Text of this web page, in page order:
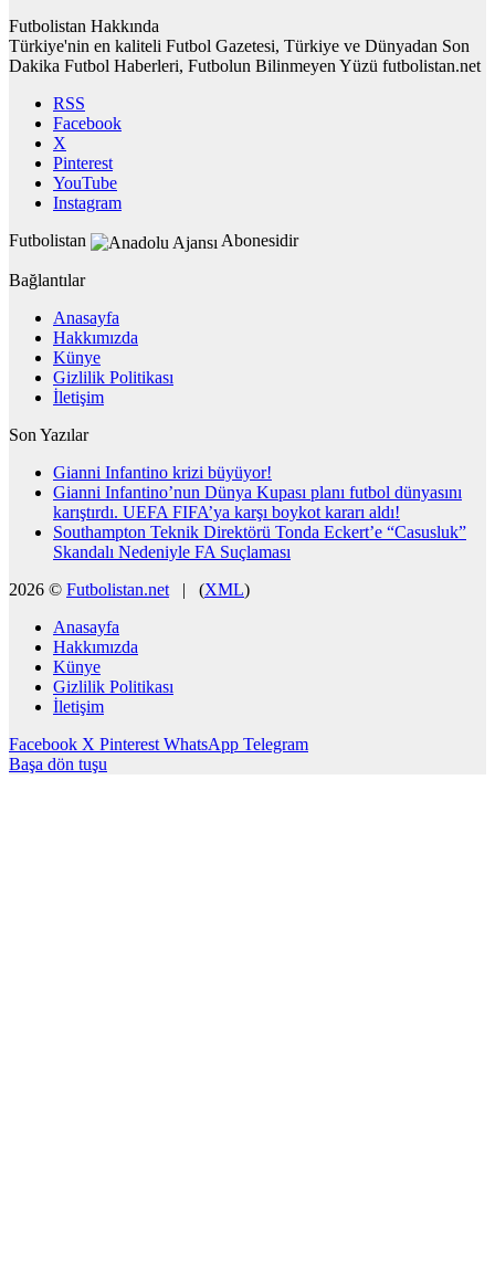
Futbolistan Hakkında
Türkiye'nin en kaliteli Futbol Gazetesi, Türkiye ve Dünyadan Son
Dakika Futbol Haberleri, Futbolun Bilinmeyen Yüzü futbolistan.net
RSS
Facebook
X
Pinterest
YouTube
Instagram
Futbolistan
Abonesidir
Bağlantılar
Anasayfa
Hakkımızda
Künye
Gizlilik Politikası
İletişim
Son Yazılar
Gianni Infantino krizi büyüyor!
Gianni Infantino’nun Dünya Kupası planı futbol dünyasını
karıştırdı. UEFA FIFA’ya karşı boykot kararı aldı!
Southampton Teknik Direktörü Tonda Eckert’e “Casusluk”
Skandalı Nedeniyle FA Suçlaması
2026 © Futbolistan.net | (XML)
Anasayfa
Hakkımızda
Künye
Gizlilik Politikası
İletişim
Facebook X Pinterest WhatsApp Telegram
Başa dön tuşu